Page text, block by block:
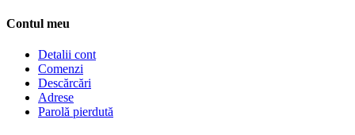
Contul meu
Detalii cont
Comenzi
Descărcări
Adrese
Parolă pierdută